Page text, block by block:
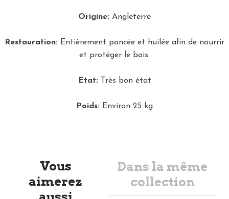
Origine: Angleterre
Restauration: Entièrement poncée et huilée afin de nourrir
et protéger le bois.
Etat: Très bon état
Poids: Environ 25 kg
Vous
aimerez
Dans la même
collection